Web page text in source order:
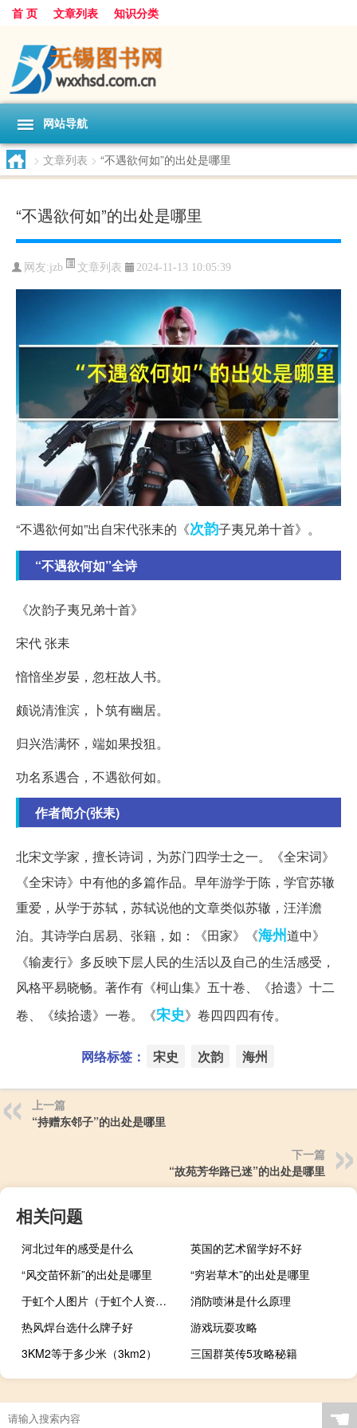
首 页 文章列表 知识分类
网站导航
> 文章列表 > “不遇欲何如”的出处是哪里
“不遇欲何如”的出处是哪里
网友:jzb 文章列表 2024-11-13 10:05:39
“不遇欲何如”出自宋代张耒的《次韵子夷兄弟十首》。
“不遇欲何如”全诗
《次韵子夷兄弟十首》
宋代 张耒
愔愔坐岁晏，忽枉故人书。
颇说清淮滨，卜筑有幽居。
归兴浩满怀，端如果投狙。
功名系遇合，不遇欲何如。
作者简介(张耒)
北宋文学家，擅长诗词，为苏门四学士之一。《全宋词》
《全宋诗》中有他的多篇作品。早年游学于陈，学官苏辙
重爱，从学于苏轼，苏轼说他的文章类似苏辙，汪洋澹
泊。其诗学白居易、张籍，如：《田家》《海州道中》
《输麦行》多反映下层人民的生活以及自己的生活感受，
风格平易晓畅。著作有《柯山集》五十卷、《拾遗》十二
卷、《续拾遗》一卷。《宋史》卷四四四有传。
网络标签： 宋史 次韵 海州
上一篇
“持赠东邻子”的出处是哪里
下一篇
“故苑芳华路已迷”的出处是哪里
相关问题
河北过年的感受是什么
英国的艺术留学好不好
“风交苗怀新”的出处是哪里
“穷岩草木”的出处是哪里
于虹个人图片（于虹个人资料）
消防喷淋是什么原理
热风焊台选什么牌子好
游戏玩耍攻略
3KM2等于多少米（3km2）
三国群英传5攻略秘籍
☚